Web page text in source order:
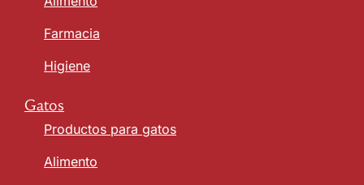
Farmacia
Higiene
Gatos
Productos para gatos
Alimento